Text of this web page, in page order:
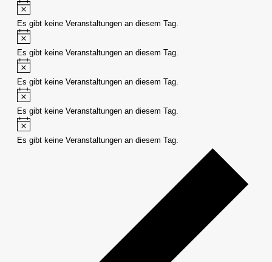
Hinweis
Es gibt keine Veranstaltungen an diesem Tag.
Hinweis
Es gibt keine Veranstaltungen an diesem Tag.
Hinweis
Es gibt keine Veranstaltungen an diesem Tag.
Hinweis
Es gibt keine Veranstaltungen an diesem Tag.
Hinweis
Es gibt keine Veranstaltungen an diesem Tag.